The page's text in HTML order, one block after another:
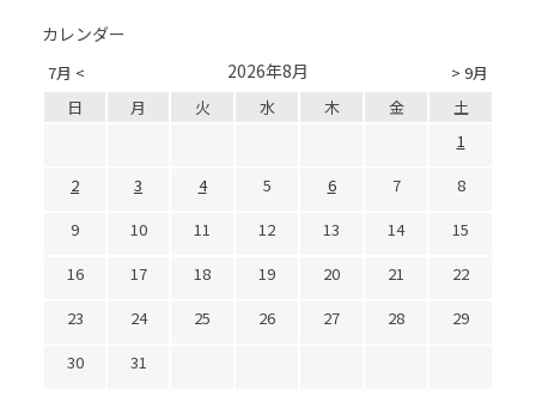
カレンダー
7月 < > 9月
2026年8月
日 月 火 水 木 金
土
1
2
3 4 5 6 7
8
9
10 11 12 13 14
15
16
17 18 19 20 21
22
23
24 25 26 27 28
29
30
31